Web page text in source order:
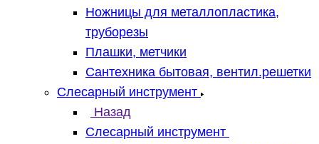
Ножницы для металлопластика,
труборезы
Плашки, метчики
Сантехника бытовая, вентил.решетки
Слесарный инструмент
Назад
Слесарный инструмент